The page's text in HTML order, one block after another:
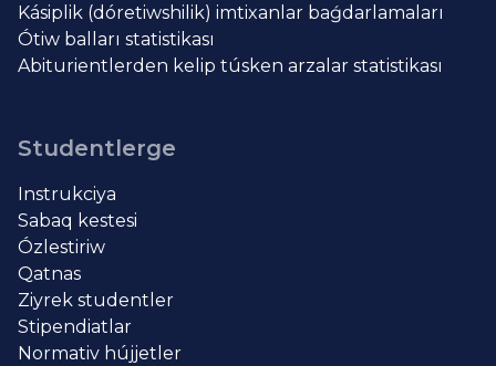
Kásiplik (dóretiwshilik) imtixanlar baǵdarlamaları
Ótiw balları statistikası
Abiturientlerden kelip túsken arzalar statistikası
Studentlerge
Instrukciya
Sabaq kestesi
Ózlestiriw
Qatnas
Ziyrek studentler
Stipendiatlar
Normativ hújjetler